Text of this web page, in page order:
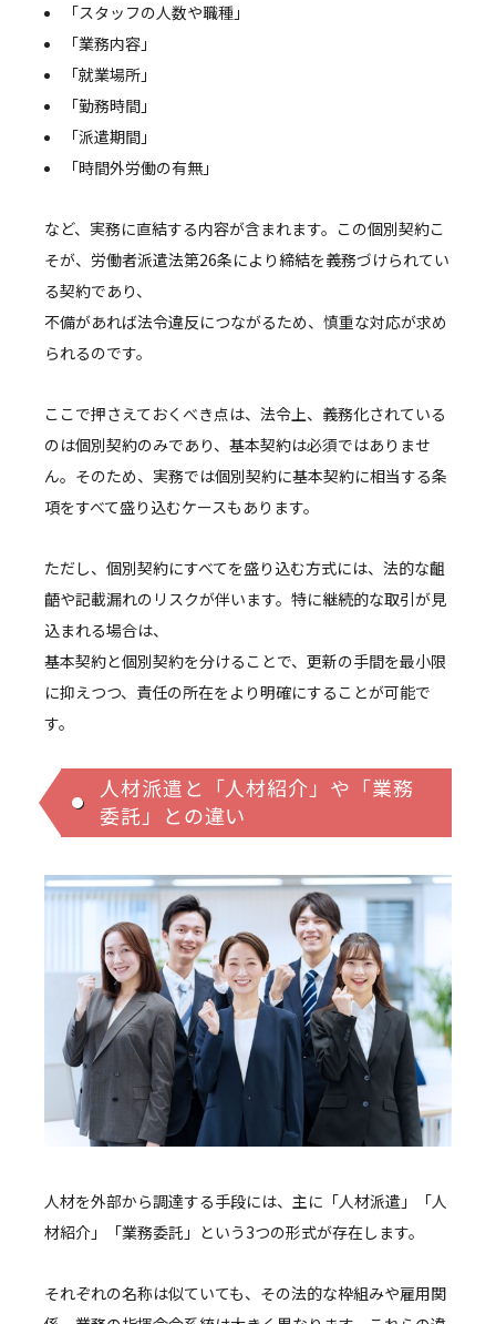
「スタッフの人数や職種」
「業務内容」
「就業場所」
「勤務時間」
「派遣期間」
「時間外労働の有無」
など、実務に直結する内容が含まれます。この個別契約こ
そが、労働者派遣法第26条により締結を義務づけられてい
る契約であり、
不備があれば法令違反につながるため、慎重な対応が求め
られるのです。
ここで押さえておくべき点は、法令上、義務化されている
のは個別契約のみであり、基本契約は必須ではありませ
ん。そのため、実務では個別契約に基本契約に相当する条
項をすべて盛り込むケースもあります。
ただし、個別契約にすべてを盛り込む方式には、法的な齟
齬や記載漏れのリスクが伴います。特に継続的な取引が見
込まれる場合は、
基本契約と個別契約を分けることで、更新の手間を最小限
に抑えつつ、責任の所在をより明確にすることが可能で
す。
人材派遣と「人材紹介」や「業務
委託」との違い
人材を外部から調達する手段には、主に「人材派遣」「人
材紹介」「業務委託」という3つの形式が存在します。
それぞれの名称は似ていても、その法的な枠組みや雇用関